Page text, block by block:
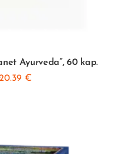
Ayurveda”, 60 kap.
€